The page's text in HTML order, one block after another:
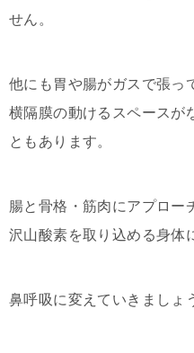
せん。
他にも胃や腸がガスで張っ
横隔膜の動けるスペースが
ともあります。
腸と骨格・筋肉にアプロー
沢山酸素を取り込める身体
鼻呼吸に変えていきましょ